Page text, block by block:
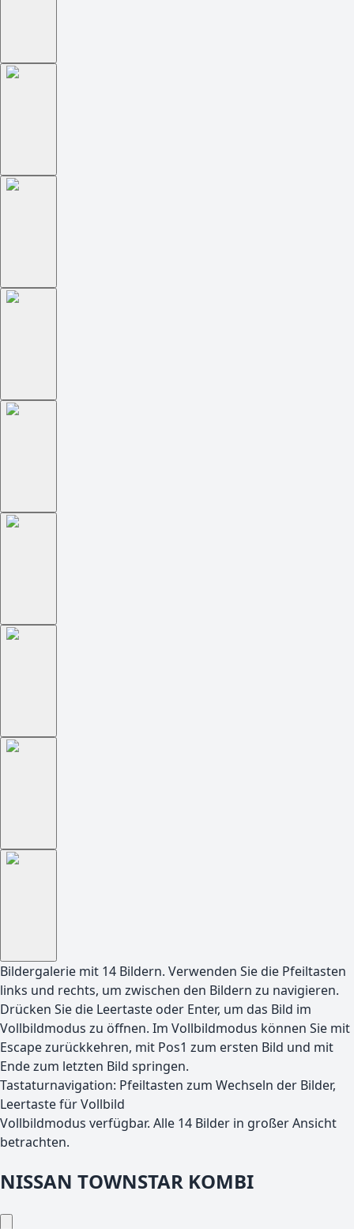
Bildergalerie mit 14 Bildern. Verwenden Sie die Pfeiltasten
links und rechts, um zwischen den Bildern zu navigieren.
Drücken Sie die Leertaste oder Enter, um das Bild im
Vollbildmodus zu öffnen. Im Vollbildmodus können Sie mit
Escape zurückkehren, mit Pos1 zum ersten Bild und mit
Ende zum letzten Bild springen.
Tastaturnavigation: Pfeiltasten zum Wechseln der Bilder,
Leertaste für Vollbild
Vollbildmodus verfügbar. Alle 14 Bilder in großer Ansicht
betrachten.
NISSAN TOWNSTAR KOMBI